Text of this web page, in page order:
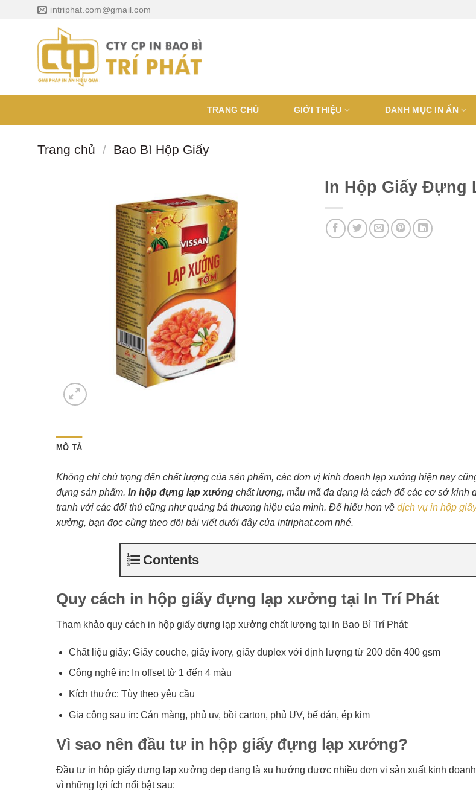
intriphat.com@gmail.com
TRANG CHỦ GIỚI THIỆU DANH MỤC IN ẤN
Trang chủ / Bao Bì Hộp Giấy
In Hộp Giấy Đựng
MÔ TẢ
Không chỉ chú trọng đến chất lượng của sản phẩm, các đơn vị kinh doanh lạp xưởng hiện nay
đựng sản phẩm. In hộp đựng lạp xưởngchất lượng, mẫu mã đa dạng là cách để các cơ sở kinh
tranh với các đối thủ cũng như quảng bá thương hiệu của mình. Để hiểu hơn về dịch vụ in hộp
xưởng, bạn đọc cùng theo dõi bài viết dưới đây của intriphat.com nhé.
Contents
Quy cách in hộp giấy đựng lạp xưởng tại In Trí Phát
Tham khảo quy cách in hộp giấy dựng lạp xưởng chất lượng tại In Bao Bì Trí Phát:
Chất liệu giấy: Giấy couche, giấy ivory, giấy duplex với định lượng từ 200 đến 400 gsm
Công nghệ in: In offset từ 1 đến 4 màu
Kích thước: Tùy theo yêu cầu
Gia công sau in: Cán màng, phủ uv, bồi carton, phủ UV, bế dán, ép kim
Vì sao nên đầu tư in hộp giấy đựng lạp xưởng?
Đầu tư in hộp giấy đựng lạp xưởng đẹp đang là xu hướng được nhiều đơn vị sản xuất kinh
vì những lợi ích nổi bật sau: